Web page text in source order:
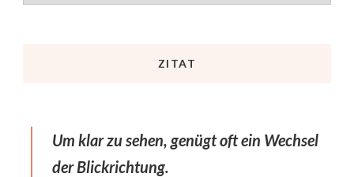
ZITAT
Um klar zu sehen, genügt oft ein Wechsel
der Blickrichtung.